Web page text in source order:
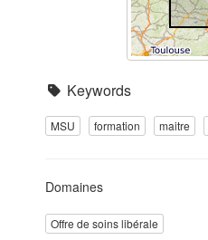
Keywords
MSU formation maitre
Domaines
Offre de soins libérale